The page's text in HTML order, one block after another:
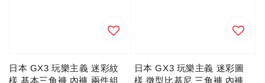
日本 GX3 玩樂主義 迷彩紋
樣 基本三角褲 內褲 兩件組
日本 GX3 玩樂主義 迷彩圖
樣 微型比基尼 三角褲 內褲